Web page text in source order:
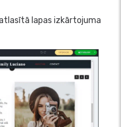
lapas izkārtojuma